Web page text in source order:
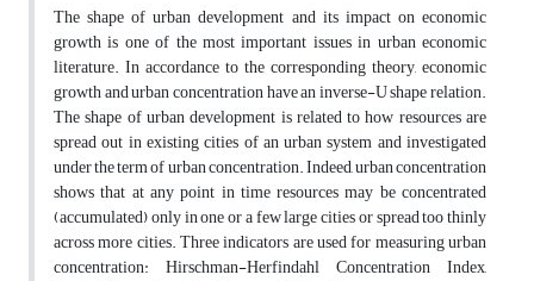
The shape of urban development and its impact on economic
growth is one of the most important issues in urban economic
literature. In accordance to the corresponding theory, economic
growth and urban concentration have an inverse-U shape relation.
The shape of urban development is related to how resources are
spread out in existing cities of an urban system and investigated
under the term of urban concentration. Indeed, urban concentration
shows that at any point in time resources may be concentrated
(accumulated) only in one or a few large cities or spread too thinly
across more cities. Three indicators are used for measuring urban
concentration: Hirschman-Herfindahl Concentration Index,